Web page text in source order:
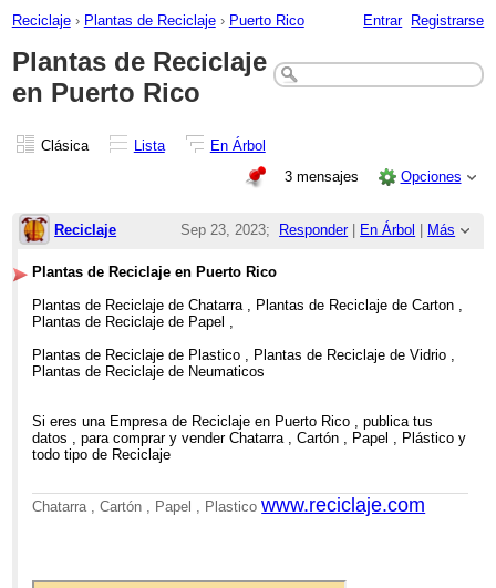
Reciclaje › Plantas de Reciclaje › Puerto Rico Entrar Registrarse
Plantas de Reciclaje
en Puerto Rico
Clásica Lista
En Árbol
3 mensajes
Opciones
Reciclaje Responder| En Árbol Más
Sep 23, 2023;
9:16am
Plantas de Reciclaje en Puerto Rico
Plantas de Reciclaje en Puerto Rico
Plantas de Reciclaje de Chatarra , Plantas de Reciclaje de Carton ,
Plantas de Reciclaje de Papel ,
Plantas de Reciclaje de Plastico , Plantas de Reciclaje de Vidrio ,
Plantas de Reciclaje de Neumaticos
Si eres una Empresa de Reciclaje en Puerto Rico , publica tus
datos , para comprar y vender Chatarra , Cartón , Papel , Plástico y
todo tipo de Reciclaje
Chatarra , Cartón , Papel , Plasticowww.reciclaje.com